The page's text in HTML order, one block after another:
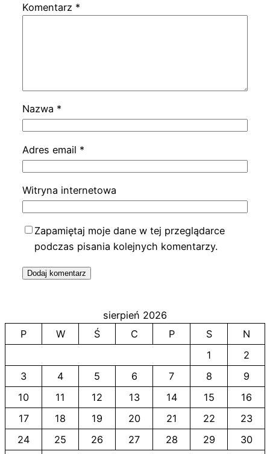
Komentarz *
Nazwa *
Adres email *
Witryna internetowa
Zapamiętaj moje dane w tej przeglądarce
podczas pisania kolejnych komentarzy.
sierpień 2026
P
W Ś C P S
N
1
2
3
4 5 6 7 8
9
10
11 12 13 14 15
16
17
18 19 20 21 22
23
24
25 26 27 28 29 30